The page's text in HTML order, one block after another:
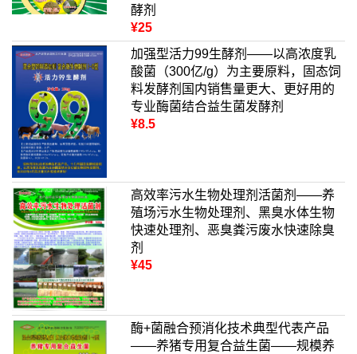
酵剂
¥25
加强型活力99生酵剂——以高浓度乳
酸菌（300亿/g）为主要原料，固态饲
料发酵剂国内销售量更大、更好用的
专业酶菌结合益生菌发酵剂
¥8.5
高效率污水生物处理剂活菌剂——养
殖场污水生物处理剂、黑臭水体生物
快速处理剂、恶臭粪污废水快速除臭
剂
¥45
酶+菌融合预消化技术典型代表产品
——养猪专用复合益生菌——规模养